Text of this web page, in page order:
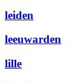
leiden
leeuwarden
lille